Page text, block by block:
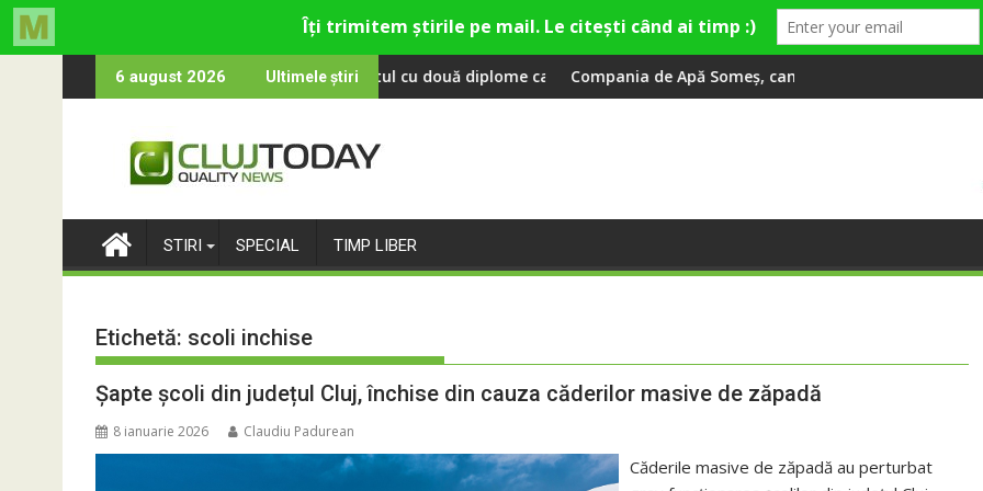
to
6 august 2026 Ultimele știri
Cine este fotbalistul cu două diplome care a învățat româna la 2 aniCompania de Apă Someș, campioană la dezvoltarea infrastructurii de apă
STIRI SPECIAL TIMP LIBER
Etichetă: scoli inchise
Șapte școli din județul Cluj, închise din cauza căderilor masive de zăpadă
8 ianuarie 2026 Claudiu Padurean
Căderile masive de zăpadă au perturbat